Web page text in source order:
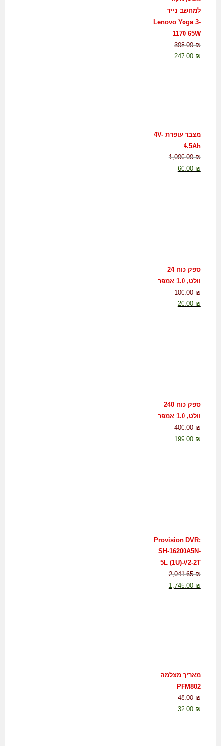
למחשב נייד
Lenovo Yoga 3-
1170 65W
308.00₪
247.00 ₪
מצבר עופרת 4V-
4.5Ah
1,000.00₪
60.00 ₪
ספק כוח 24
וולט, 1.0 אמפר
100.00₪
20.00 ₪
ספק כוח 240
וולט, 1.0 אמפר
400.00₪
199.00 ₪
Provision DVR:
SH-16200A5N-
5L (1U)-V2-2T
2,041.65₪
1,745.00 ₪
מאריך מצלמה
PFM802
48.00₪
32.00 ₪